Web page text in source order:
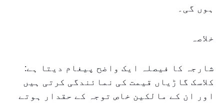
ہوں گی۔
خلاصہ
شارجہ کا فیصلہ ایک واضح پیغام دیتا ہے:
کلاسک گاڑیاں قیمت کی نمائندگی کرتی ہیں
اور ان کے مالکین خاص توجہ کے حقدار ہوتے